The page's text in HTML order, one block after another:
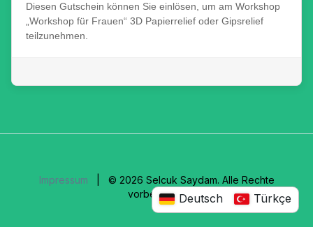
Diesen Gutschein können Sie einlösen, um am Workshop
„Workshop für Frauen“ 3D Papierrelief oder Gipsrelief
teilzunehmen.
Impressum | © 2026 Selcuk Saydam. Alle Rechte
vorbehalten.Deutsch Türkçe